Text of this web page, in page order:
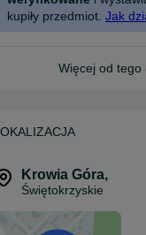
kupiły przedmiot. Jak
Więcej od tego
Krowia Góra,
Świętokrzyskie